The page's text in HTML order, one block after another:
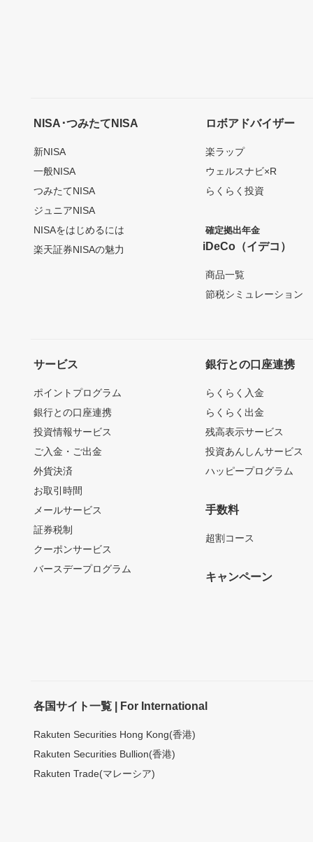
NISA･つみたてNISA
新NISA
一般NISA
つみたてNISA
ジュニアNISA
NISAをはじめるには
楽天証券NISAの魅力
ロボアドバイザー
楽ラップ
ウェルスナビ×R
らくらく投資
確定拠出年金
iDeCo（イデコ）
商品一覧
節税シミュレーション
サービス
ポイントプログラム
銀行との口座連携
投資情報サービス
ご入金・ご出金
外貨決済
お取引時間
メールサービス
証券税制
クーポンサービス
バースデープログラム
銀行との口座連携
らくらく入金
らくらく出金
残高表示サービス
投資あんしんサービス
ハッピープログラム
手数料
超割コース
キャンペーン
各国サイト一覧 | For International
Rakuten Securities Hong Kong(香港)
Rakuten Securities Bullion(香港)
Rakuten Trade(マレーシア)